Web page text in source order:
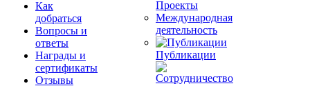
Как
добраться
Вопросы и
ответы
Награды и
сертификаты
Отзывы
Проекты
Международная
деятельность
Публикации